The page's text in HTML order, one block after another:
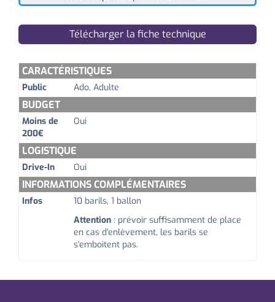
Télécharger la fiche technique
CARACTÉRISTIQUES
Public Ado, Adulte
BUDGET
Moins de
200€
Oui
LOGISTIQUE
Drive-In Oui
INFORMATIONS COMPLÉMENTAIRES
Infos
10 barils, 1 ballon
Attention : prévoir suffisamment de place
en cas d'enlèvement, les barils se
s'emboitent pas.